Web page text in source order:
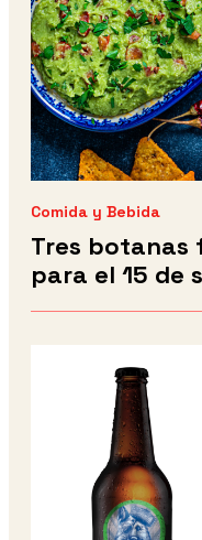
Comida y Bebida
Tres botanas
para el 15 de